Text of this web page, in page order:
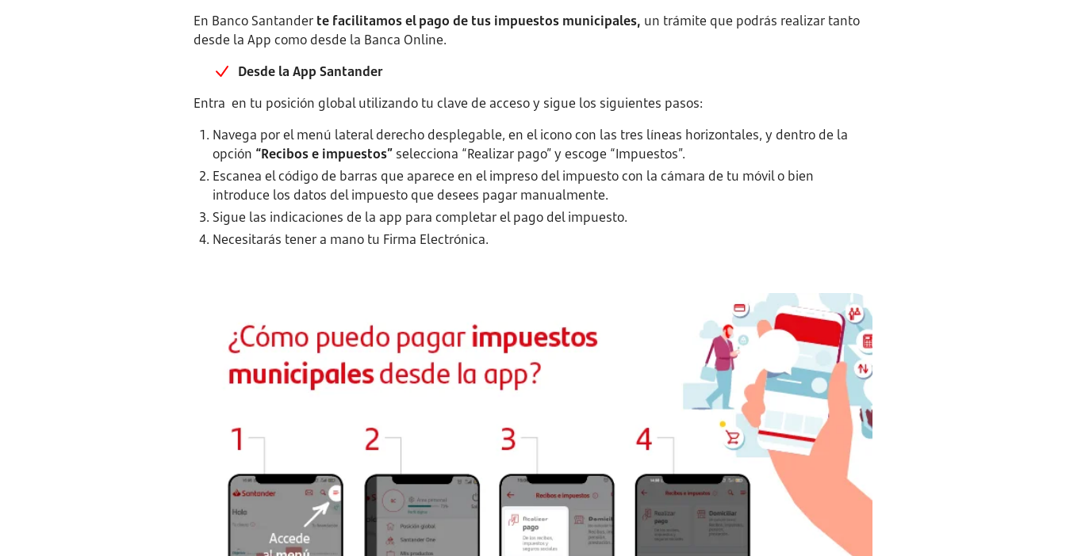
En Banco Santander te facilitamos el pago de tus impuestos municipales, un trámite que podrás realizar tanto
desde la App como desde la Banca Online.
Desde la App Santander
Entra en tu posición global utilizando tu clave de acceso y sigue los siguientes pasos:
Navega por el menú lateral derecho desplegable, en el icono con las tres líneas horizontales, y dentro de la
opción “Recibos e impuestos” selecciona “Realizar pago” y escoge “Impuestos”.
Escanea el código de barras que aparece en el impreso del impuesto con la cámara de tu móvil o bien
introduce los datos del impuesto que desees pagar manualmente.
Sigue las indicaciones de la app para completar el pago del impuesto.
Necesitarás tener a mano tu Firma Electrónica.